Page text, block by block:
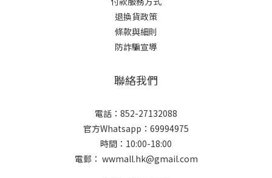
退換貨政策
條款與細則
防詐騙宣導
聯絡我們
電話：852-27132088
官方Whatsapp：69994975
時間：10:00-18:00
電郵： wwmall.hk@gmail.com